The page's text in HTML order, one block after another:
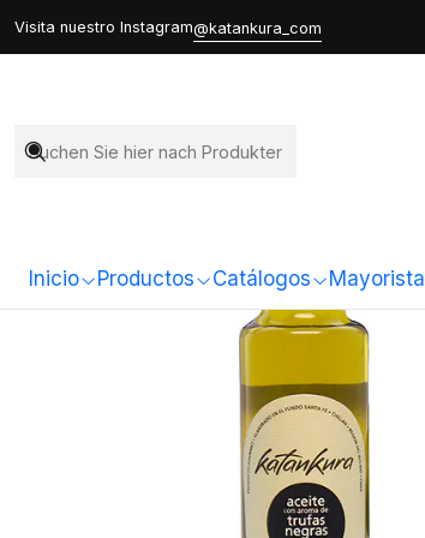
Inicio Productos Catálogos Mayorista
Visita nuestro Instagram@katankura_comStartseite